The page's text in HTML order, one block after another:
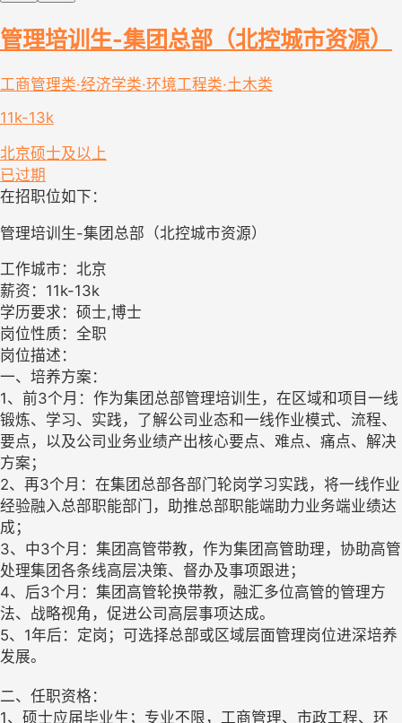
管理培训生-集团总部（北控城市资源）
工商管理类·经济学类·环境工程类·土木类
11k-13k
北京硕士及以上
已过期
在招职位如下：
管理培训生-集团总部（北控城市资源）
工作城市：北京
薪资：11k-13k
学历要求：硕士,博士
岗位性质：全职
岗位描述：
一、培养方案：
1、前3个月：作为集团总部管理培训生，在区域和项目一线
锻炼、学习、实践，了解公司业态和一线作业模式、流程、
要点，以及公司业务业绩产出核心要点、难点、痛点、解决
方案；
2、再3个月：在集团总部各部门轮岗学习实践，将一线作业
经验融入总部职能部门，助推总部职能端助力业务端业绩达
成；
3、中3个月：集团高管带教，作为集团高管助理，协助高管
处理集团各条线高层决策、督办及事项跟进；
4、后3个月：集团高管轮换带教，融汇多位高管的管理方
法、战略视角，促进公司高层事项达成。
5、1年后：定岗；可选择总部或区域层面管理岗位进深培养
发展。
二、任职资格：
1、硕士应届毕业生；专业不限，工商管理、市政工程、环